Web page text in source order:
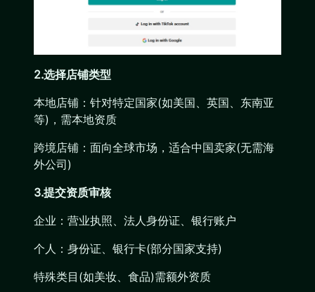
2‌.选择店铺类型
本地店铺：针对特定国家(如美国、英国、东南亚
等)，需本地资质
跨境店铺：面向全球市场，适合中国卖家(无需海
外公司)
3.提交资质审核
企业：营业执照、法人身份证、银行账户
‌个人：身份证、银行卡(部分国家支持)
‌特殊类目(如美妆、食品)需额外资质